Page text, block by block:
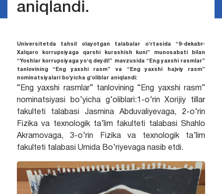
aniqlandi.
Universitetda tahsil olayotgan talabalar o‘rtasida “9-dekabr-
Xalqaro korrupsiyaga qarshi kurashish kuni” munosabati bilan
“Yoshlar korrupsiyaga yo‘q deydi!” mavzusida “Eng yaxshi rasmlar”
tanlovining “Eng yaxshi rasm” va “Eng yaxshi hajviy rasm”
nominatsiyalari bo‘yicha g‘oliblar aniqlandi:
“Eng yaxshi rasmlar” tanlovining “Eng yaxshi rasm”
nominatsiyasi bo‘yicha g‘oliblari:1-o‘rin Xorijiy tillar
fakulteti talabasi Jasmina Abduvaliyevaga, 2-o‘rin
Fizika va texnologik ta’lim fakulteti talabasi Shahlo
Akramovaga, 3-o‘rin Fizika va texnologik ta’lim
fakulteti talabasi Umida Bo‘riyevaga nasib etdi.